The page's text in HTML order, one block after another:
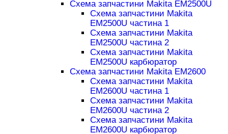
Схема запчастини Makita EM2500U
Схема запчастини Makita
EM2500U частина 1
Схема запчастини Makita
EM2500U частина 2
Схема запчастини Makita
EM2500U карбюратор
Схема запчастини Makita EM2600
Схема запчастини Makita
EM2600U частина 1
Схема запчастини Makita
EM2600U частина 2
Схема запчастини Makita
EM2600U карбюратор